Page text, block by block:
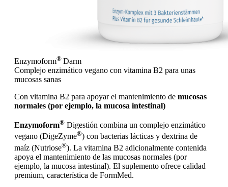
Enzymoform® Darm
Complejo enzimático vegano con vitamina B2 para unas
mucosas sanas
Con vitamina B2 para apoyar el mantenimiento de mucosas
normales (por ejemplo, la mucosa intestinal)
Enzymoform® Digestión combina un complejo enzimático
vegano (DigeZyme®) con bacterias lácticas y dextrina de
maíz (Nutriose®). La vitamina B2 adicionalmente contenida
apoya el mantenimiento de las mucosas normales (por
ejemplo, la mucosa intestinal). El suplemento ofrece calidad
premium, característica de FormMed.